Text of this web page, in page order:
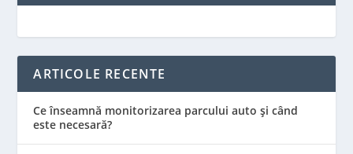
ARTICOLE RECENTE
Ce înseamnă monitorizarea parcului auto și când
este necesară?